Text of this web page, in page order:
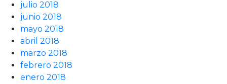
julio 2018
junio 2018
mayo 2018
abril 2018
marzo 2018
febrero 2018
enero 2018